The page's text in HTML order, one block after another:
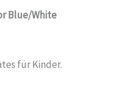
Blue/White
für Kinder.